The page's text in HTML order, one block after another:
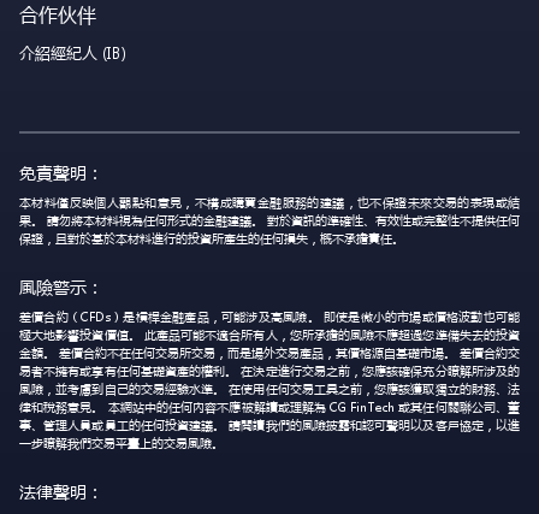
合作伙伴
介紹經紀人 (IB)
免責聲明：
本材料僅反映個人觀點和意見，不構成購買金融服務的建議，也不保證未來交易的表現或結
果。 請勿將本材料視為任何形式的金融建議。 對於資訊的準確性、有效性或完整性不提供任何
保證，且對於基於本材料進行的投資所產生的任何損失，概不承擔責任。
風險警示：
差價合約（CFDs）是槓桿金融產品，可能涉及高風險。 即使是微小的市場或價格波動也可能
極大地影響投資價值。 此產品可能不適合所有人，您所承擔的風險不應超過您準備失去的投資
金額。 差價合約不在任何交易所交易，而是場外交易產品，其價格源自基礎市場。 差價合約交
易者不擁有或享有任何基礎資產的權利。 在決定進行交易之前，您應該確保充分瞭解所涉及的
風險，並考慮到自己的交易經驗水準。 在使用任何交易工具之前，您應該獲取獨立的財務、法
律和稅務意見。 本網站中的任何內容不應被解讀或理解為 CG FinTech 或其任何關聯公司、董
事、管理人員或員工的任何投資建議。 請閱讀我們的風險披露和認可聲明以及客戶協定，以進
一步瞭解我們交易平臺上的交易風險。
法律聲明：